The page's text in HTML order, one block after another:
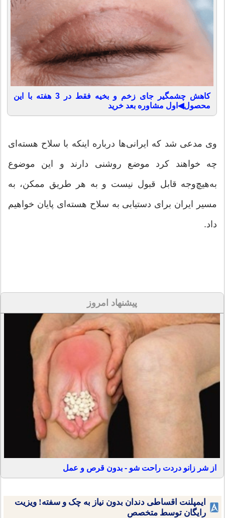
کاهش چشمگیر جای زخم و بخیه فقط در 3 هفته با این
محصول◀اول مشاوره بعد خرید
وی مدعی شد که ایرانی‌ها درباره اینکه با سلاح هسته‌ای
چه خواهند کرد موضع روشنی دارند و این موضوع
به‌هیچ‌وجه قابل قبول نیست و به هر طریق ممکن، به
مسیر ایران برای دستیابی به سلاح هسته‌ای پایان خواهیم
داد.
پیشنهاد امروز
از شر زانو دردت راحت شو - بدون قرص و عمل
ایمپلنت اقساطی دندان بدون نیاز به چک و سفته! ویزیت
رایگان توسط متخصص